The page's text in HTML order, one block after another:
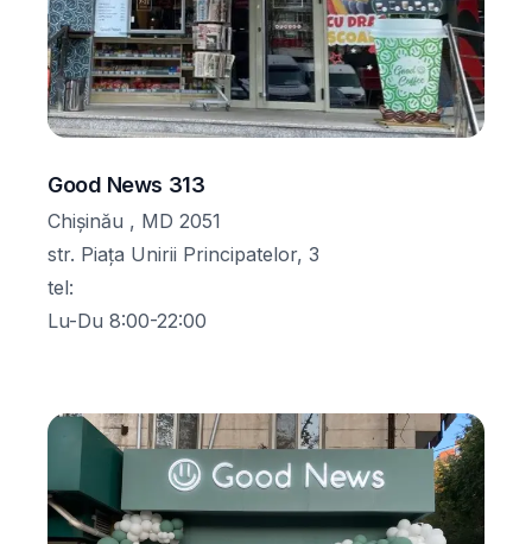
Good News 313
Chișinău , MD 2051
str. Piața Unirii Principatelor, 3
tel:
Lu-Du 8:00-22:00